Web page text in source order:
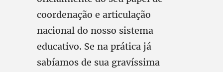
coordenação e articulação
nacional do nosso sistema
educativo. Se na prática já
sabíamos de sua gravíssima